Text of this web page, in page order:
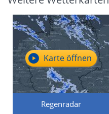
Regenradar
Karte öffnen